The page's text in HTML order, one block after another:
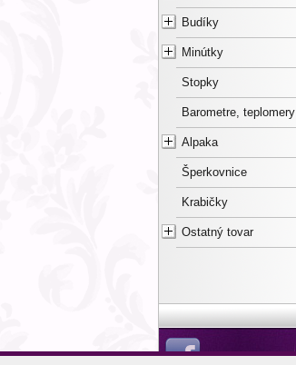
Budíky
Minútky
Stopky
Barometre, teplomery
Alpaka
Šperkovnice
Krabičky
Ostatný tovar